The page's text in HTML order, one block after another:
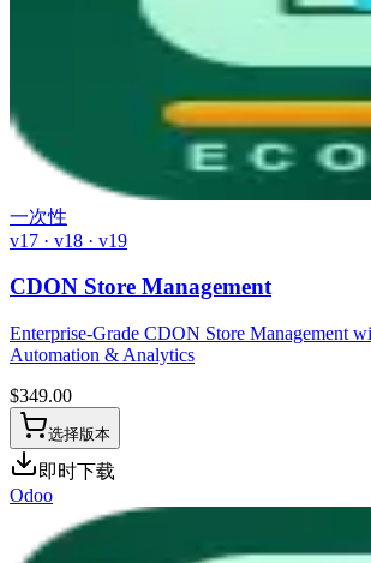
一次性
v17 · v18 · v19
CDON Store Management
Enterprise-Grade CDON Store Management
Automation & Analytics
$349.00
选择版本
即时下载
Odoo